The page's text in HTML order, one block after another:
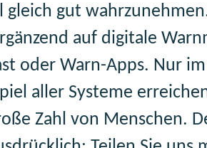
gleich gut
auf digitale
oder Warn-Apps. Nur im
aller Systeme
Zahl von Menschen.